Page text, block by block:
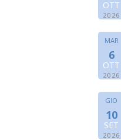
OTT
2026
MAR
6
OTT
2026
GIO
10
SET
2026